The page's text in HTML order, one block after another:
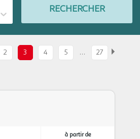
RECHERCHER
2 3 4 5 … 27
à partir de